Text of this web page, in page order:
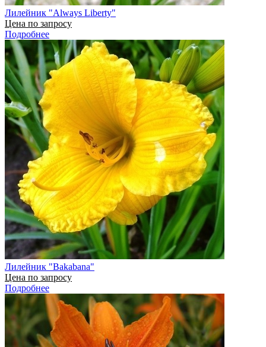
Лилейник "Always Liberty"
Цена по запросу
Подробнее
Лилейник "Bakabana"
Цена по запросу
Подробнее